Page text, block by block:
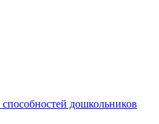
дошкольников